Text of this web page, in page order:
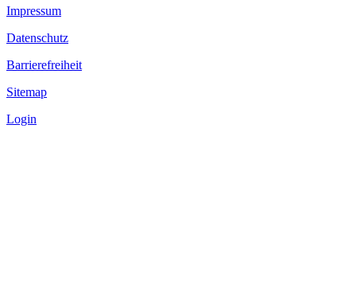
Impressum
Datenschutz
Barrierefreiheit
Sitemap
Login